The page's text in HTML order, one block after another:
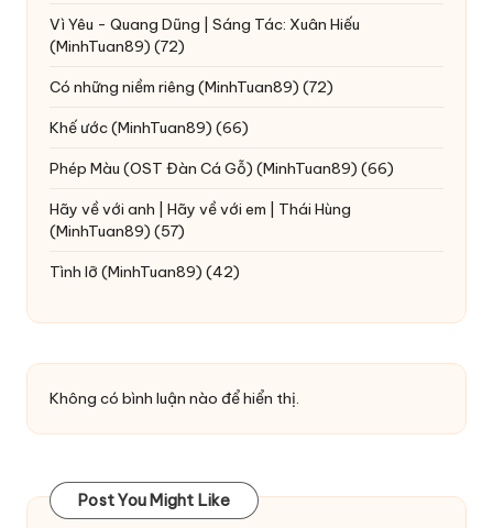
Vì Yêu - Quang Dũng | Sáng Tác: Xuân Hiếu
(MinhTuan89) (72)
Có những niềm riêng (MinhTuan89) (72)
Khế ước(MinhTuan89) (66)
Phép Màu (OST Đàn Cá Gỗ) (MinhTuan89) (66)
Hãy về với anh | Hãy về với em | Thái Hùng
(MinhTuan89) (57)
Tình lỡ (MinhTuan89) (42)
Không có bình luận nào để hiển thị.
Post You Might Like